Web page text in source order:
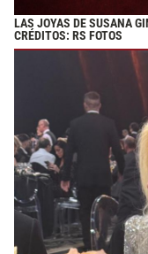
LAS JOYAS DE SUSANA
CRÉDITOS: RS FOTOS